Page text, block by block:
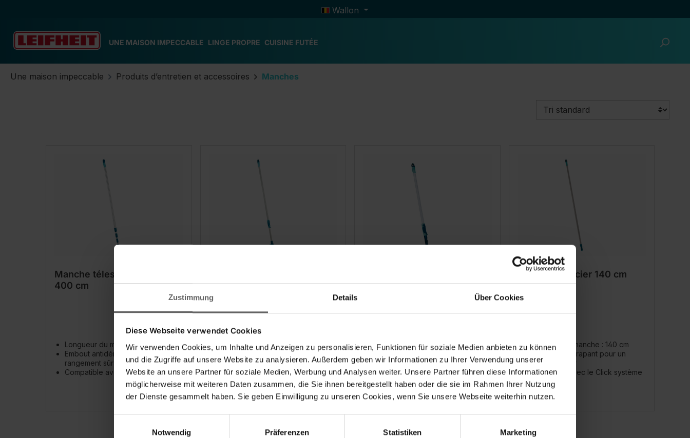
Zustimmung Details Über Cookies
Diese Webseite verwendet Cookies
Wir verwenden Cookies, um Inhalte und Anzeigen zu personalisieren, Funktionen für soziale Medien anbieten zu können
und die Zugriffe auf unsere Website zu analysieren. Außerdem geben wir Informationen zu Ihrer Verwendung unserer
Website an unsere Partner für soziale Medien, Werbung und Analysen weiter. Unsere Partner führen diese Informationen
möglicherweise mit weiteren Daten zusammen, die Sie ihnen bereitgestellt haben oder die sie im Rahmen Ihrer Nutzung
der Dienste gesammelt haben. Sie geben Einwilligung zu unseren Cookies, wenn Sie unsere Webseite weiterhin nutzen.
Notwendig
Präferenzen Statistiken Marketing
Wallon
UNE MAISON IMPECCABLE LINGE PROPRE CUISINE FUTÉE
Une maison impeccable Produits d’entretien et accessoires Manches
Manche télescopique 130 –
400 cm
Longueur du manche : 130-400 cm
Embout antidérapant pour un
rangement sûr
Compatible avec le Click système
cm avec articulation
Longueur du manche : 110-190 cm
avec articulation mobile
Embout antidérapant pour un
rangement sûr
Compatible avec le Click système
cm
Longueur de manche : 80-135 cm
rangement sûr
Compatible avec le Click système
Manche en acier 140 cm
Longueur du manche : 140 cm
Embout antidérapant pour un
rangement sûr
Compatible avec le Click système